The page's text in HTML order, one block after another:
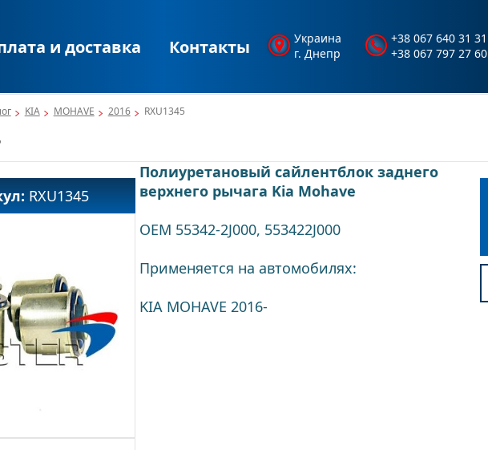
и доставка Контакты
Украина
г. Днепр
+38 067 640 31 31
+38 067 797 27 60
KIA MOHAVE 2016 RXU1345
RXU1345
Полиуретановый сайлентблок заднего
верхнего рычага Kia Mohave
OEM 55342-2J000, 553422J000
Применяется на автомобилях:
KIA MOHAVE 2016-